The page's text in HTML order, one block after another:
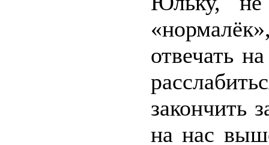
отвечать
закончить
на нас